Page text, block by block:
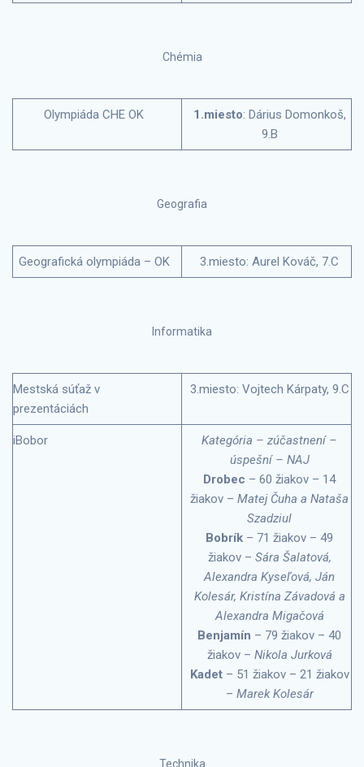
Chémia
Olympiáda CHE OK 1.miesto: Dárius Domonkoš,
9.B
Geografia
Geografická olympiáda – OK 3.miesto: Aurel Kováč, 7.C
Informatika
Mestská súťaž v
prezentáciách
3.miesto: Vojtech Kárpaty, 9.C
iBobor
Kategória – zúčastnení –
úspešní – NAJ
Drobec – 60 žiakov – 14
žiakov –Matej Čuha a Nataša
Szadziul
Bobrík – 71 žiakov – 49
žiakov – Sára Šalatová,
Alexandra Kyseľová, Ján
Kolesár, Kristína Závadová a
Alexandra Migačová
Benjamín – 79 žiakov – 40
žiakov – Nikola Jurková
Kadet– 51 žiakov – 21 žiakov
– Marek Kolesár
Technika